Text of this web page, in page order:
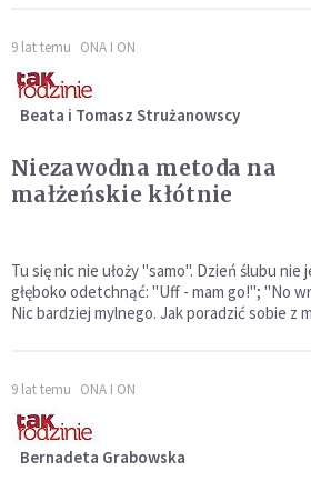
9 lat temu ONA I ON
Beata i Tomasz Strużanowscy
Niezawodna metoda na
małżeńskie kłótnie
Tu się nic nie ułoży "samo". Dzień ślubu
głęboko odetchnąć: "Uff - mam go!"; "No
Nic bardziej mylnego. Jak poradzić sobie z
9 lat temu ONA I ON
Bernadeta Grabowska